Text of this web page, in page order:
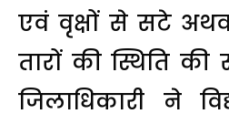
एवं वृक्षों से सटे
तारों की स्थिति की
जिलाधिकारी ने